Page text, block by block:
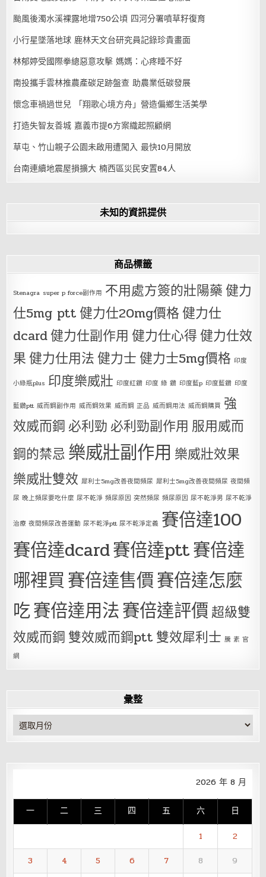
颱風後濁水溪裸露地增750公頃 四河分署噴草籽復育
小行星墜落地球 鹿林天文台研究員記錄珍貴畫面
林郁婷受國際拳總惡意攻擊 媽媽：心疼睡不好
南投攜手雲林推農產碳足跡盤查 助農業低碳發展
懷念車禍過世兒 「翔歌心境方舟」營造偏鄉生活美學
打造失智友善城 嘉義市提6方案織起照顧網
草屯、竹山親子公園未啟用遭闖入 最快10月開放
台南連續地震屋損擴大 楠西區災民安置84人
未知的資訊提供
商品標籤
Stenagra super p force副作用 不用處方簽的壯陽藥健力
仕5mg ptt健力仕20mg價格健力仕
dcard健力仕副作用 健力仕心得健力仕效
果健力仕用法健力士健力士5mg價格 印度
小綠瓶plus 印度樂威壯 印度紅鑽 印度 綠 鑽 印度藍p 印度藍鑽 印度
藍鑽ptt 威而鋼副作用 威而鋼效果 威而鋼 正品 威而鋼用法 威而鋼購買 強
效威而鋼 必利勁 必利勁副作用 服用威而
鋼的禁忌 樂威壯副作用 樂威壯效果
樂威壯雙效 犀利士5mg改善夜間頻尿 犀利士5mg改善夜間頻尿 夜間頻
尿 晚上頻尿要吃什麼 尿不乾淨 頻尿原因 突然頻尿 頻尿原因 尿不乾淨男 尿不乾淨
治療 夜間頻尿改善運動 尿不乾淨ptt 尿不乾淨定義 賽倍達100
賽倍達dcard賽倍達ptt賽倍達
哪裡買賽倍達售價賽倍達怎麼
吃賽倍達用法賽倍達評價超級雙
效威而鋼 雙效威而鋼ptt 雙效犀利士 騰 素 官
網
彙整
彙
整
2026 年 8 月
一 二 三 四 五 六 日
1
2
3
4 5 6 7 8
9